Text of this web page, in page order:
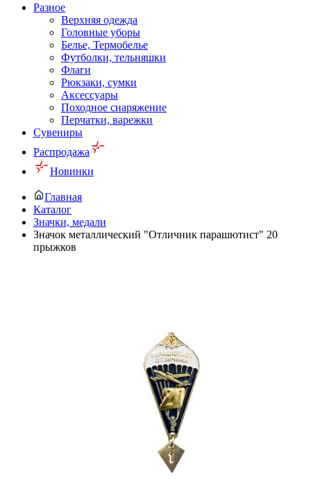
Разное
Верхняя одежда
Головные уборы
Белье, Термобелье
Футболки, тельняшки
Флаги
Рюкзаки, сумки
Аксессуары
Походное снаряжение
Перчатки, варежки
Сувениры
Распродажа
Новинки
Главная
Каталог
Значки, медали
Значок металлический "Отличник парашютист" 20
прыжков